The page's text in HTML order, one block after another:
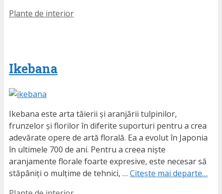
Etichete
Plante de interior
Ikebana
Ikebana este arta tăierii și aranjării tulpinilor,
frunzelor și florilor în diferite suporturi pentru a crea
adevărate opere de artă florală. Ea a evolut în Japonia
în ultimele 700 de ani. Pentru a creea niște
aranjamente florale foarte expresive, este necesar să
stăpâniți o mulțime de tehnici, … Citește mai departe…